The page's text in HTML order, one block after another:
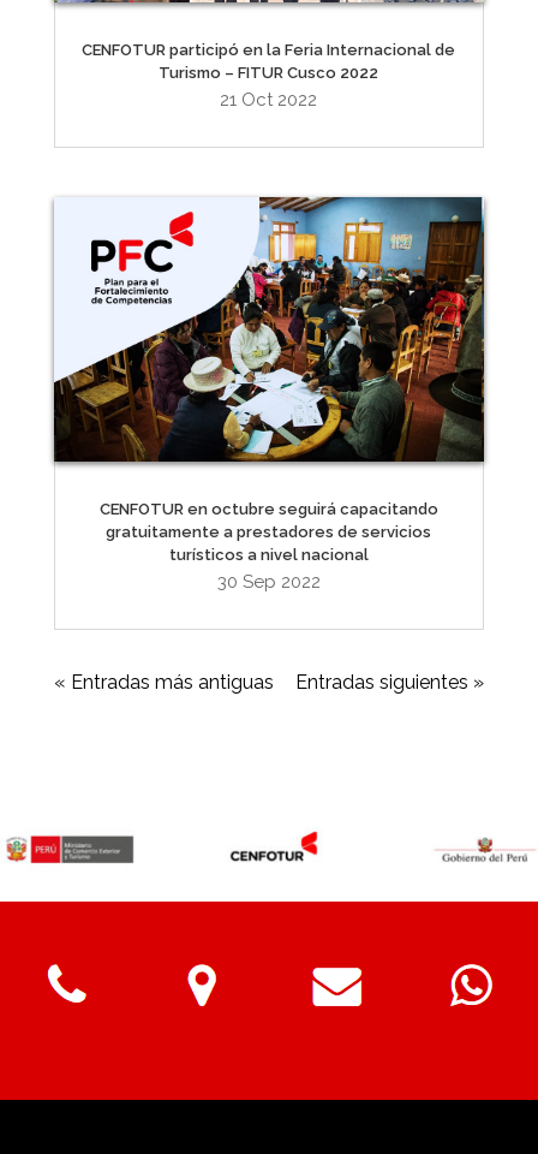
CENFOTUR participó en la Feria Internacional de
Turismo – FITUR Cusco 2022
21 Oct 2022
CENFOTUR en octubre seguirá capacitando
gratuitamente a prestadores de servicios
turísticos a nivel nacional
30 Sep 2022
« Entradas más antiguas Entradas siguientes »